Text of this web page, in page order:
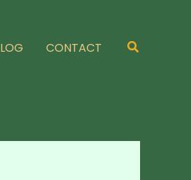
CONTACT Zoeken